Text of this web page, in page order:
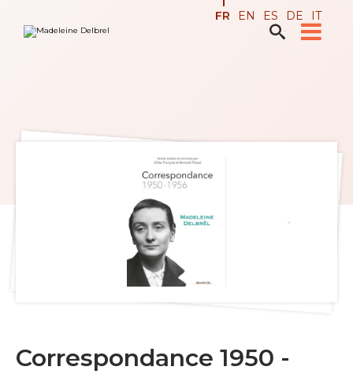
contenu.

Recherche avancée…
FR EN ES DE IT
Correspondance 1950 -